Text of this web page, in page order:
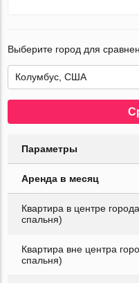
Выберите город для
Параметры
Аренда в месяц
Квартира в центре
спальня)
Квартира вне центра
спальня)